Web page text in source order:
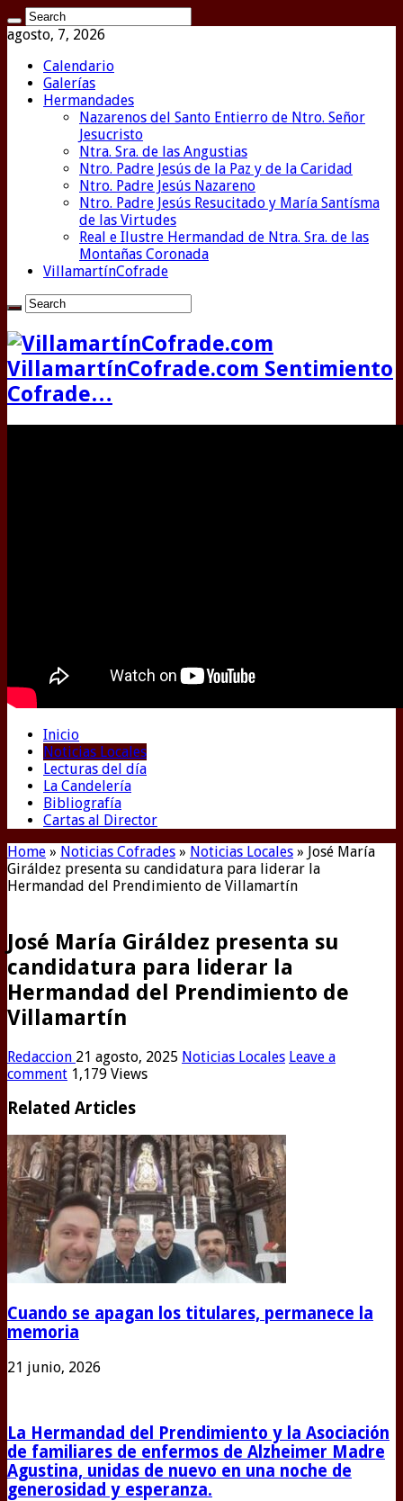
agosto, 7, 2026
Calendario
Galerías
Hermandades
Nazarenos del Santo Entierro de Ntro. Señor
Jesucristo
Ntra. Sra. de las Angustias
Ntro. Padre Jesús de la Paz y de la Caridad
Ntro. Padre Jesús Nazareno
Ntro. Padre Jesús Resucitado y María Santísma
de las Virtudes
Real e Ilustre Hermandad de Ntra. Sra. de las
Montañas Coronada
VillamartínCofrade
VillamartínCofrade.com Sentimiento
Cofrade…
Inicio
Noticias Locales
Lecturas del día
La Candelería
Bibliografía
Cartas al Director
Home » Noticias Cofrades » Noticias Locales » José María
Giráldez presenta su candidatura para liderar la
Hermandad del Prendimiento de Villamartín
José María Giráldez presenta su
candidatura para liderar la
Hermandad del Prendimiento de
Villamartín
Redaccion 21 agosto, 2025 Noticias Locales Leave a
comment 1,179 Views
Related Articles
Cuando se apagan los titulares, permanece la
memoria
21 junio, 2026
La Hermandad del Prendimiento y la Asociación
de familiares de enfermos de Alzheimer Madre
Agustina, unidas de nuevo en una noche de
generosidad y esperanza.